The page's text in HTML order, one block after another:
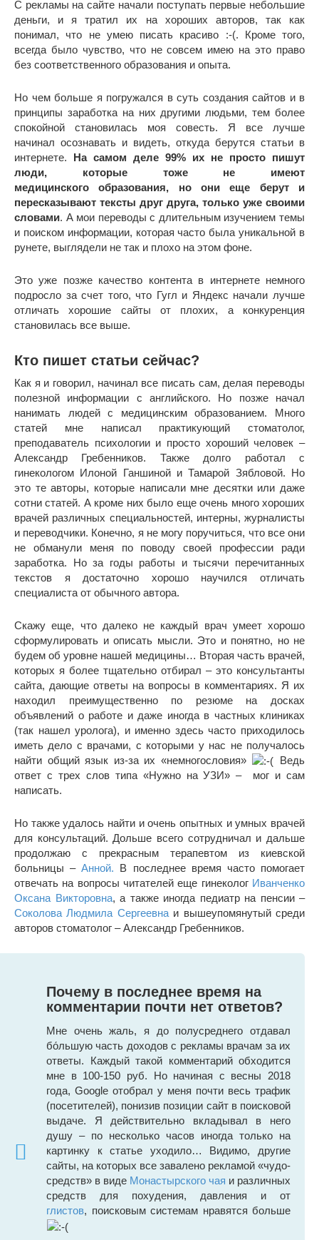
С рекламы на сайте начали поступать первые небольшие
деньги, и я тратил их на хороших авторов, так как
понимал, что не умею писать красиво :-(. Кроме того,
всегда было чувство, что не совсем имею на это право
без соответственного образования и опыта.
Но чем больше я погружался в суть создания сайтов и в
принципы заработка на них другими людьми, тем более
спокойной становилась моя совесть. Я все лучше
начинал осознавать и видеть, откуда берутся статьи в
интернете. На самом деле 99% их не просто пишут
люди, которые тоже не имеют
медицинского образования, но они еще берут и
пересказывают тексты друг друга, только уже своими
словами. А мои переводы с длительным изучением темы
и поиском информации, которая часто была уникальной в
рунете, выглядели не так и плохо на этом фоне.
Это уже позже качество контента в интернете немного
подросло за счет того, что Гугл и Яндекс начали лучше
отличать хорошие сайты от плохих, а конкуренция
становилась все выше.
Кто пишет статьи сейчас?
Как я и говорил, начинал все писать сам, делая переводы
полезной информации с английского. Но позже начал
нанимать людей с медицинским образованием. Много
статей мне написал практикующий стоматолог,
преподаватель психологии и просто хороший человек –
Александр Гребенников. Также долго работал с
гинекологом Илоной Ганшиной и Тамарой Зябловой. Но
это те авторы, которые написали мне десятки или даже
сотни статей. А кроме них было еще очень много хороших
врачей различных специальностей, интерны, журналисты
и переводчики. Конечно, я не могу поручиться, что все они
не обманули меня по поводу своей профессии ради
заработка. Но за годы работы и тысячи перечитанных
текстов я достаточно хорошо научился отличать
специалиста от обычного автора.
Скажу еще, что далеко не каждый врач умеет хорошо
сформулировать и описать мысли. Это и понятно, но не
будем об уровне нашей медицины… Вторая часть врачей,
которых я более тщательно отбирал – это консультанты
сайта, дающие ответы на вопросы в комментариях. Я их
находил преимущественно по резюме на досках
объявлений о работе и даже иногда в частных клиниках
(так нашел уролога), и именно здесь часто приходилось
иметь дело с врачами, с которыми у нас не получалось
найти общий язык из-за их «немногословия»
Ведь
ответ с трех слов типа «Нужно на УЗИ» – мог и сам
написать.
Но также удалось найти и очень опытных и умных врачей
для консультаций. Дольше всего сотрудничал и дальше
продолжаю с прекрасным терапевтом из киевской
больницы –Анной. В последнее время часто помогает
отвечать на вопросы читателей еще гинеколог Иванченко
Оксана Викторовна, а также иногда педиатр на пенсии –
Соколова Людмила Сергеевнаи вышеупомянутый среди
авторов стоматолог – Александр Гребенников.
Почему в последнее время на
комментарии почти нет ответов?
Мне очень жаль, я до полусреднего отдавал
бо́льшую часть доходов с рекламы врачам за их
ответы. Каждый такой комментарий обходится
мне в 100-150 руб. Но начиная с весны 2018
года, Google отобрал у меня почти весь трафик
(посетителей), понизив позиции сайт в поисковой
выдаче. Я действительно вкладывал в него
душу – по несколько часов иногда только на
картинку к статье уходило… Видимо, другие
сайты, на которых все завалено рекламой «чудо-
средств» в виде Монастырского чая и различных
средств для похудения, давления и от
глистов, поисковым системам нравятся больше